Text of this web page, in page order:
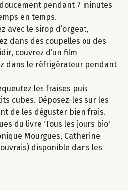
pendant 7 minutes
en temps.
avec le sirop d’orgeat,
dans des coupelles ou des
couvrez d’un film
dans le réfrigérateur pendant
les fraises puis
cubes. Déposez-les sur les
de les déguster bien frais.
du livre 'Tous les jours bio'
Mourgues, Catherine
disponible dans les